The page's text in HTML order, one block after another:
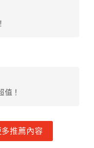
要求乙方依下列標
之百。
分之七十。
第七日至第九日到達
之四十。
第二日至第三日到達
值！
多推薦內容